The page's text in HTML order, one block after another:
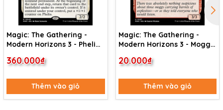
Magic: The Gathering -
Modern Horizons 3 - Phelia,
360.000₫
Thêm vào giỏ
Magic: The Gathering -
Modern Horizons 3 - Mogg
20.000₫
Thêm vào giỏ